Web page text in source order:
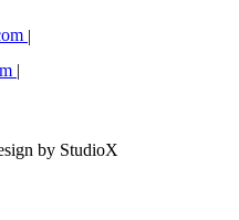
|
|
by StudioX